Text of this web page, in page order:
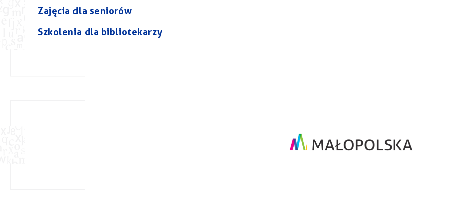
Zajęcia dla seniorów
Szkolenia dla bibliotekarzy